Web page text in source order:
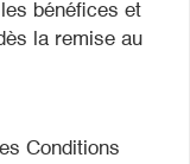
bénéfices et
la remise au
Conditions